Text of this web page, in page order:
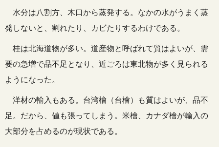
水分は八割方、木口から蒸発する。なかの水がうまく蒸
発しないと、割れたり、カビたりするわけである。
桂は北海道物が多い。道産物と呼ばれて質はよいが、需
要の急増で品不足となり、近ごろは東北物が多く見られる
ようになった。
洋材の輸入もある。台湾檜（台檜）も質はよいが、品不
足。だから、値も張ってしまう。米檜、カナダ檜が輸入の
大部分を占めるのが現状である。